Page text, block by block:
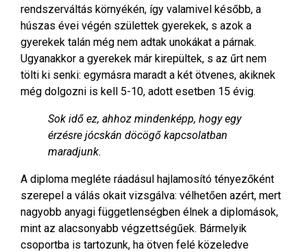
rendszerváltás környékén, így valamivel később, a
húszas évei végén születtek gyerekek, s azok a
gyerekek talán még nem adtak unokákat a párnak.
Ugyanakkor a gyerekek már kirepültek, s az űrt nem
tölti ki senki: egymásra maradt a két ötvenes, akiknek
még dolgozni is kell 5-10, adott esetben 15 évig.
Sok idő ez, ahhoz mindenképp, hogy egy
érzésre jócskán döcögő kapcsolatban
maradjunk.
A diploma megléte ráadásul hajlamosító tényezőként
szerepel a válás okait vizsgálva: vélhetően azért, mert
nagyobb anyagi függetlenségben élnek a diplomások,
mint az alacsonyabb végzettségűek. Bármelyik
csoportba is tartozunk, ha ötven felé közeledve